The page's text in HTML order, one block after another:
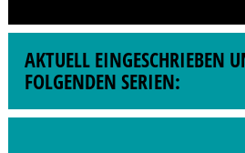
AKTUELL EINGESCHRIEBEN
FOLGENDEN SERIEN: